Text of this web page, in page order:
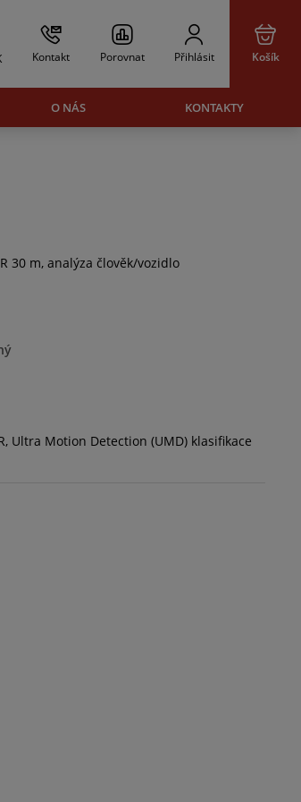
Kontakt Porovnat Přihlásit Košík
O NÁS KONTAKTY
30 m, analýza člověk/vozidlo
Ultra Motion Detection (UMD) klasifikace